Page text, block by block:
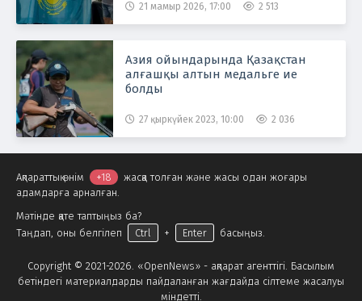
21 мамыр 2026, 17:00 2 513
Азия ойындарында Қазақстан
алғашқы алтын медальге ие
болды
27 қыркүйек 2023, 10:00 2 036
Copyright © 2021-2026. «OpenNews» - ақпарат агенттігі. Басылым
бетіндегі материалдарды пайдаланған жағдайда сілтеме жасалуы
міндетті.
Ақпараттық өнім +18
жасқа толған және жасы одан жоғары
адамдарға арналған.
Мәтінде қате таптыңыз ба?
Таңдап, оны белгілеп
Ctrl + Enter басыңыз.